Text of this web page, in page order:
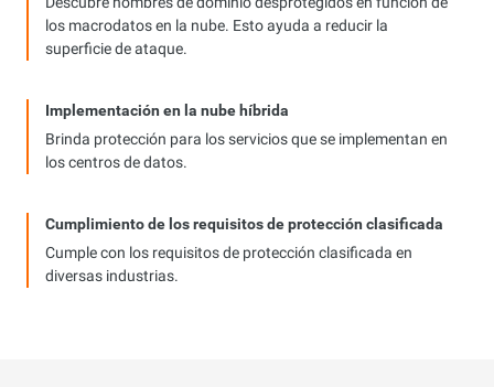
los macrodatos en la nube. Esto ayuda a reducir la
superficie de ataque.
Implementación en la nube híbrida
Brinda protección para los servicios que se implementan en
los centros de datos.
Cumplimiento de los requisitos de protección clasificada
Cumple con los requisitos de protección clasificada en
diversas industrias.